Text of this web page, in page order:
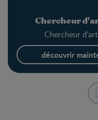
Chercheur
Chercheur
découvrir